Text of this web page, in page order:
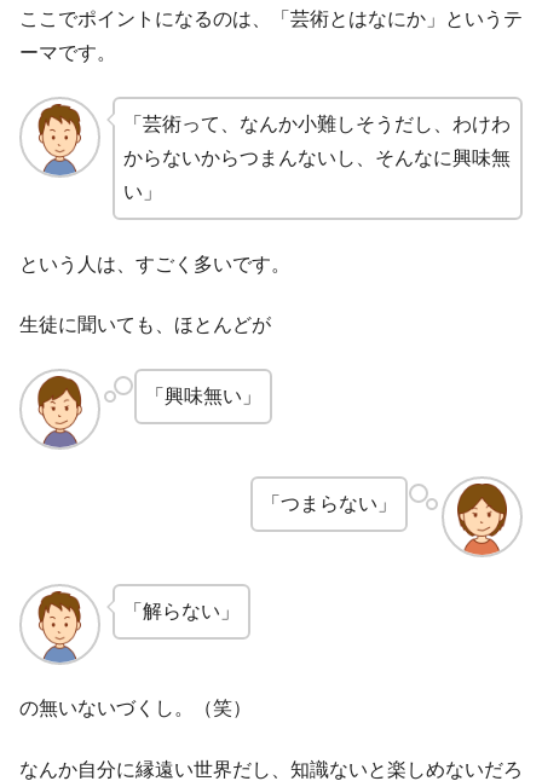
ここでポイントになるのは、「芸術とはなにか」というテ
ーマです。
「芸術って、なんか小難しそうだし、わけわ
からないからつまんないし、そんなに興味無
い」
という人は、すごく多いです。
生徒に聞いても、ほとんどが
「興味無い」
「つまらない」
「解らない」
の無いないづくし。（笑）
なんか自分に縁遠い世界だし、知識ないと楽しめないだろ